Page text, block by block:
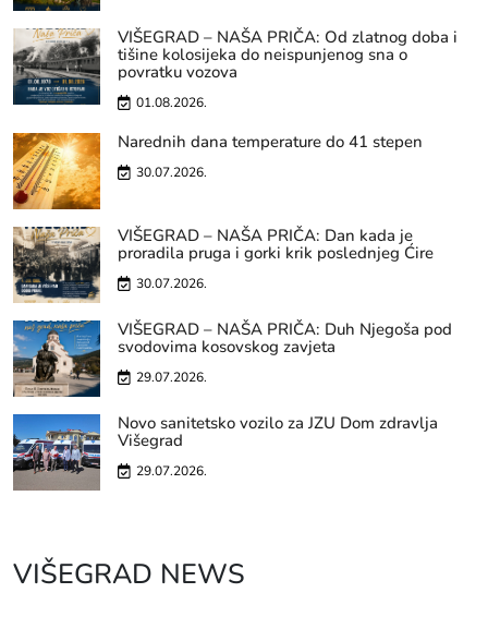
VIŠEGRAD – NAŠA PRIČA: Od zlatnog doba i
tišine kolosijeka do neispunjenog sna o
povratku vozova
01.08.2026.
Narednih dana temperature do 41 stepen
30.07.2026.
VIŠEGRAD – NAŠA PRIČA: Dan kada je
proradila pruga i gorki krik poslednjeg Ćire
30.07.2026.
VIŠEGRAD – NAŠA PRIČA: Duh Njegoša pod
svodovima kosovskog zavjeta
29.07.2026.
Novo sanitetsko vozilo za JZU Dom zdravlja
Višegrad
29.07.2026.
VIŠEGRAD NEWS